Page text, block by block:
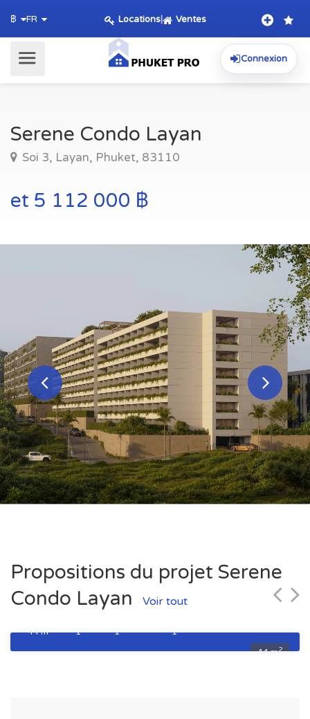
฿ FR Locations| Ventes
Connexion
Serene Condo Layan
Soi 3, Layan, Phuket, 83110
et 5 112 000 ฿
Propositions du projet Serene
Condo Layan
Voir tout
44 m2
Studette type A
5 112 000 ฿
44 m
1
1
1